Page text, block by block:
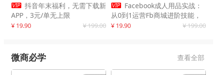
 抖音年末福利，无需下载新
APP，3元/单无上限
¥ 19.90 ¥ 199.00
 Facebook成人用品实战：
从0到1运营Fb商城进阶技能，
快速提升订单转化与店铺收益
¥ 19.90 ¥ 199.00
微商必学 查看全部